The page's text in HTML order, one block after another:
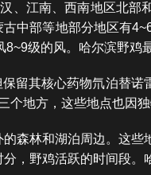
、江南、西南地区北
中部等地部分地区有
级的风。哈尔滨野
留其核心药物氘泊替
地方，这些地点也因独
森林和湖泊周边。这
，野鸡活跃的时间段